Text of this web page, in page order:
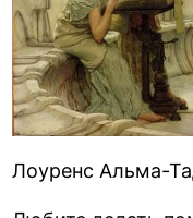
Лоуренс Альма-